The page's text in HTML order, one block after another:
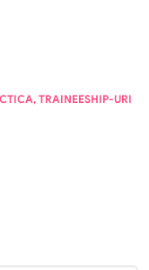
TRAINEESHIP-URI